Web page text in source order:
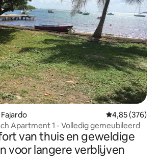
Gemiddelde
4,85 (376)
Apartment 1 - Volledig gemeubileerd
van thuis en geweldige
voor langere verblijven